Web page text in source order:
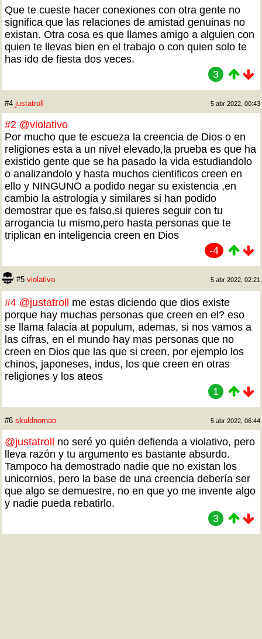
Que te cueste hacer conexiones con otra gente no
significa que las relaciones de amistad genuinas no
existan. Otra cosa es que llames amigo a alguien con
quien te llevas bien en el trabajo o con quien solo te
has ido de fiesta dos veces.
3
#4 justatroll 5 abr 2022, 00:43
#2 @violativo
Por mucho que te escueza la creencia de Dios o en
religiones esta a un nivel elevado,la prueba es que ha
existido gente que se ha pasado la vida estudiandolo
o analizandolo y hasta muchos cientificos creen en
ello y NINGUNO a podido negar su existencia ,en
cambio la astrologia y similares si han podido
demostrar que es falso,si quieres seguir con tu
arrogancia tu mismo,pero hasta personas que te
triplican en inteligencia creen en Dios
-4
#5 violativo 5 abr 2022, 02:21
#4 @justatroll
me estas diciendo que dios existe
porque hay muchas personas que creen en el? eso
se llama falacia at populum, ademas, si nos vamos a
las cifras, en el mundo hay mas personas que no
creen en Dios que las que si creen, por ejemplo los
chinos, japoneses, indus, los que creen en otras
religiones y los ateos
1
#6 skuldnornao 5 abr 2022, 06:44
@justatroll
no seré yo quién defienda a violativo, pero
lleva razón y tu argumento es bastante absurdo.
Tampoco ha demostrado nadie que no existan los
unicornios, pero la base de una creencia debería ser
que algo se demuestre, no en que yo me invente algo
y nadie pueda rebatirlo.
3